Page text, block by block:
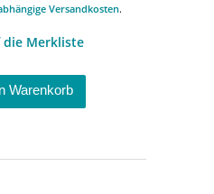
Versandkosten.
die Merkliste
Warenkorb